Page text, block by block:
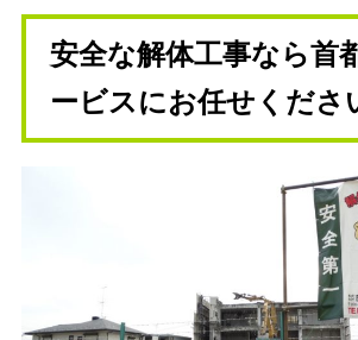
安全な解体工事なら首
ービスにお任せくださ